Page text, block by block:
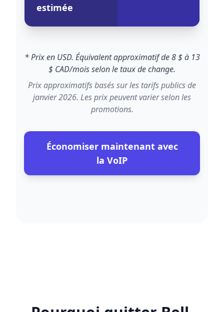
estimée
* Prix en USD. Équivalent approximatif de 8 $ à 13
$ CAD/mois selon le taux de change.
Prix approximatifs basés sur les tarifs publics de
janvier 2026. Les prix peuvent varier selon les
promotions.
Économiser maintenant avec
la VoIP